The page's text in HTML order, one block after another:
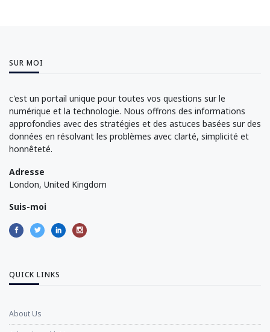
SUR MOI
c'est un portail unique pour toutes vos questions sur le
numérique et la technologie. Nous offrons des informations
approfondies avec des stratégies et des astuces basées sur des
données en résolvant les problèmes avec clarté, simplicité et
honnêteté.
Adresse
London, United Kingdom
Suis-moi
QUICK LINKS
About Us